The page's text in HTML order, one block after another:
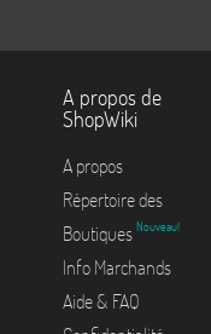
A propos de
ShopWiki
A propos
Répertoire des
Boutiques Nouveau!
Info Marchands
Aide & FAQ